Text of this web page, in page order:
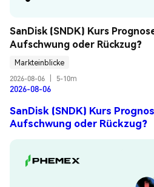
SanDisk (SNDK) Kurs
Aufschwung oder Rückzug?
Markteinblicke
2026-08-06
5-10m
2026-08-06
SanDisk (SNDK) Kurs
Aufschwung oder Rückzug?